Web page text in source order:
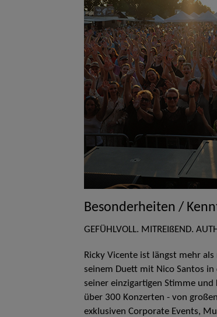
Besonderheiten /
GEFÜHLVOLL. MITREIßEND.
Ricky Vicente ist längst mehr
seinem Duett mit Nico Santos
seiner einzigartigen Stimme
über 300 Konzerten - von
exklusiven Corporate Events,